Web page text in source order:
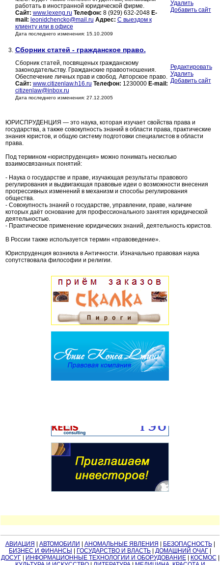
работать в иностранной юридической фирме.
Сайт: www.lexeng.ru Телефон: 8 (929) 632-2048 E-
mail: leonidchencko@mail.ru Адрес: C выездом к
клиенту или в офисе
Дата последнего изменения: 15.10.2009
Удалить
Добавить сайт
3. Сборник статей - гражданское право.
Сборник статей, посвященых гражданскому
законодательству. Гражданские правоотношения.
Обеспечение личных прав и свобод. Авторское право.
Сайт: www.citizenlaw.h16.ru Телефон: 1230000 E-mail:
citizenlaw@inbox.ru
Дата последнего изменения: 27.12.2005
Редактировать
Удалить
Добавить сайт
ЮРИСПРУДЕНЦИЯ — это наука, которая изучает свойства права и
государства, а также совокупность знаний в области права, практические
знания юристов, и общую систему подготовки специалистов в области
права.
Под термином «юриспруденция» можно понимать несколько
взаимосвязанных понятий:
- Наука о государстве и праве, изучающая результаты правового
регулирования и выдвигающая правовые идеи о возможности внесения
прогрессивных изменений в механизм и способы регулирования
общества.
- Совокупность знаний о государстве, управлении, праве, наличие
которых даёт основание для профессионального занятия юридической
деятельностью.
- Практическое применение юридических знаний, деятельность юристов.
В России также используется термин «правоведение».
Юриспруденция возникла в Античности. Изначально правовая наука
сопутствовала философии и религии.
АВИАЦИЯ АВТОМОБИЛИ АНОМАЛЬНЫЕ ЯВЛЕНИЯ БЕЗОПАСНОСТЬ|
БИЗНЕС И ФИНАНСЫ
ГОСУДАРСТВО И ВЛАСТЬ ДОМАШНИЙ ОЧАГ
ДОСУГ| ИНФОРМАЦИОННЫЕ ТЕХНОЛОГИИ И ОБОРУДОВАНИЕ| КОСМОС